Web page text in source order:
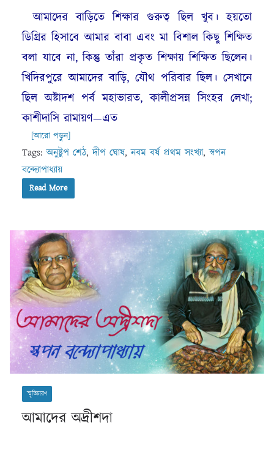
আমাদের বাড়িতে শিক্ষার গুরুত্ব ছিল খুব। হয়তো
ডিগ্রির হিসাবে আমার বাবা এবং মা বিশাল কিছু শিক্ষিত
বলা যাবে না, কিন্তু তাঁরা প্রকৃত শিক্ষায় শিক্ষিত ছিলেন।
খিদিরপুরে আমাদের বাড়ি, যৌথ পরিবার ছিল। সেখানে
ছিল অষ্টাদশ পর্ব মহাভারত, কালীপ্রসন্ন সিংহর লেখা;
কাশীদাসি রামায়ণ—এত
[আরো পড়ুন]
Tags:অনুষ্টুপ শেঠ,দীপ ঘোষ,নবম বর্ষ প্রথম সংখ্যা,স্বপন
বন্দ্যোপাধ্যায়
Read More
স্মৃতিচারণ
আমাদের অদ্রীশদা